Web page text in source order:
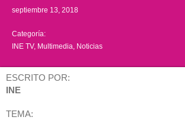
septiembre 13, 2018
Categoría:
INE TV, Multimedia Noticias
ESCRITO POR:
INE
TEMA: